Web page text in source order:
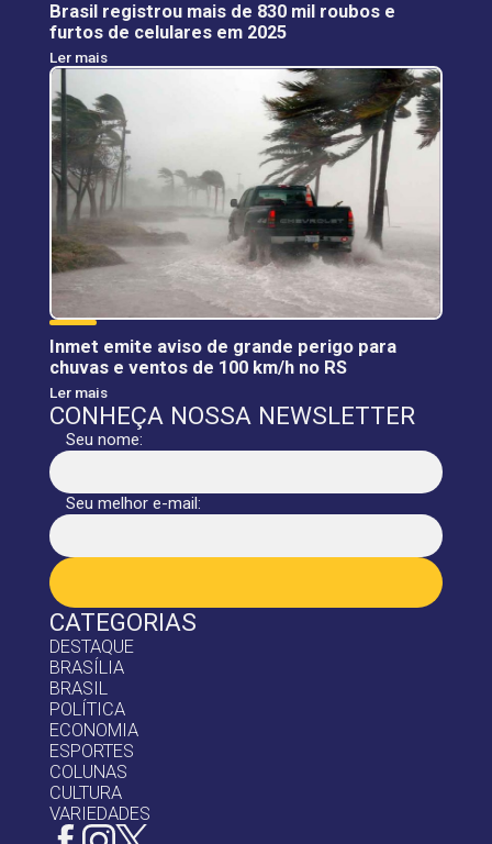
CATEGORIAS
DESTAQUE
BRASÍLIA
BRASIL
POLÍTICA
ECONOMIA
ESPORTES
COLUNAS
CULTURA
VARIEDADES
Brasil registrou mais de 830 mil roubos e
furtos de celulares em 2025
Ler mais
Inmet emite aviso de grande perigo para
chuvas e ventos de 100 km/h no RS
Ler mais
CONHEÇA NOSSA NEWSLETTER
Seu nome:
Seu melhor e-mail: